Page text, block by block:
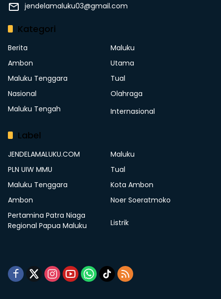
jendelamaluku03@gmail.com
Kategori
Berita
Maluku
Ambon
Utama
Maluku Tenggara
Tual
Nasional
Olahraga
Maluku Tengah
Internasional
Label
JENDELAMALUKU.COM
Maluku
PLN UIW MMU
Tual
Maluku Tenggara
Kota Ambon
Ambon
Noer Soeratmoko
Pertamina Patra Niaga
Regional Papua Maluku
Listrik